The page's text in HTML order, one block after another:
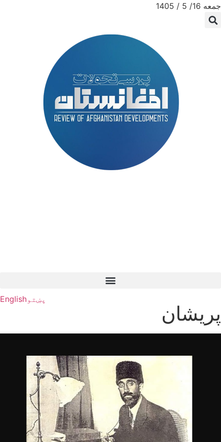
جمعه 16/ 5 / 1405
پښتوEnglish
پریشان